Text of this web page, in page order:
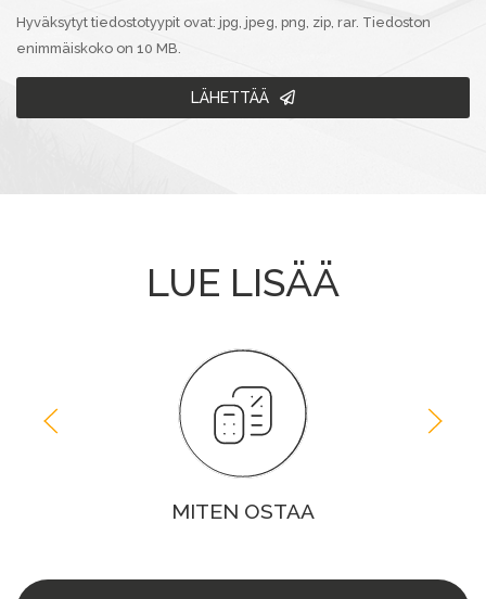
Hyväksytyt tiedostotyypit ovat: jpg, jpeg, png, zip, rar. Tiedoston
enimmäiskoko on 10 MB.
LÄHETTÄÄ
LUE LISÄÄ
MITEN OSTAA